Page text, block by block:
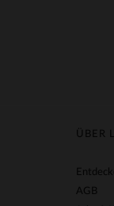
ÜBER
AGB